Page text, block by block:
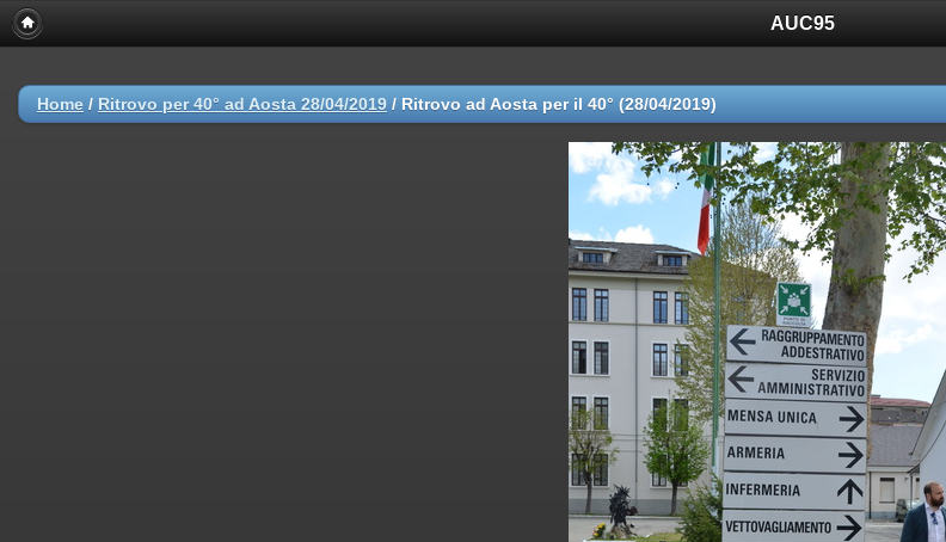
AUC95
Home / Ritrovo per 40° ad Aosta 28/04/2019 / Ritrovo ad Aosta per il 40° (28/04/2019)